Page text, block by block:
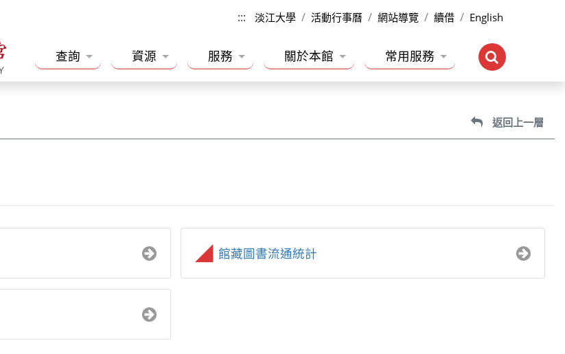
::: 淡江大學 活動行事曆 網站導覽 續借 English
查詢 資源 服務 關於本館 常用服務
返回上一層
館藏圖書流通統計